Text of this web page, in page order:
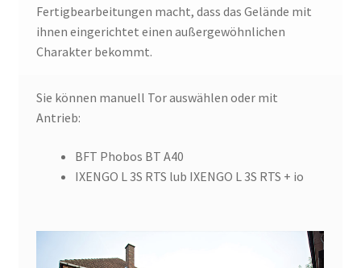
Fertigbearbeitungen macht, dass das Gelände mit
ihnen eingerichtet einen außergewöhnlichen
Charakter bekommt.
Sie können manuell Tor auswählen oder mit
Antrieb:
BFT Phobos BT A40
IXENGO L 3S RTS lub IXENGO L 3S RTS + io